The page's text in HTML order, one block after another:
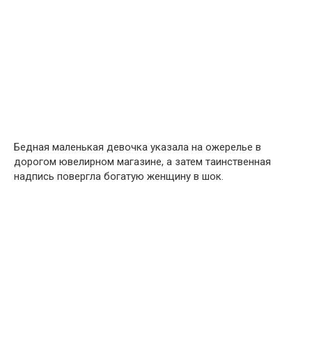
Бедная маленькая девочка указала на ожерелье в
дорогом ювелирном магазине, а затем таинственная
надпись повергла богатую женщину в шок.